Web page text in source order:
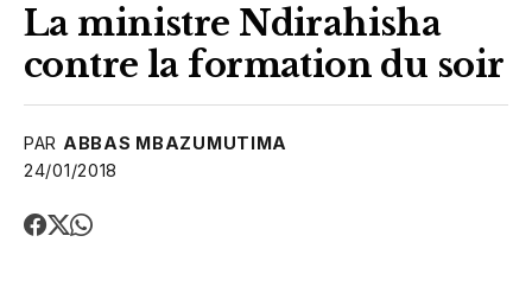
La ministre Ndirahisha
contre la formation du soir
PAR ABBAS MBAZUMUTIMA
24/01/2018